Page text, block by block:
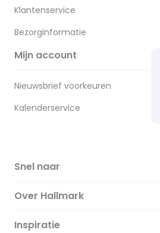
Klantenservice
Bezorginformatie
Mijn account
Nieuwsbrief voorkeuren
Kalenderservice
Snel naar
Over Hallmark
Over ons
Inspiratie